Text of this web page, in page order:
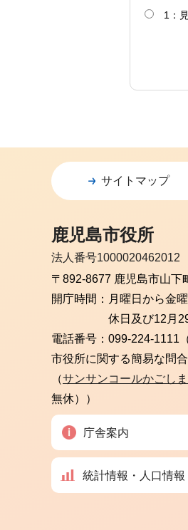
1：
サイトマップ
鹿児島市役所
法人番号1000020462012
〒892-8677 鹿児島市山下
開庁時間： 月曜日から金曜
休日及び12月
電話番号： 099-224-1111
市役所に関する簡易な問合
（サンサンコールかごしま
無休））
庁舎案内
統計情報・人口情報